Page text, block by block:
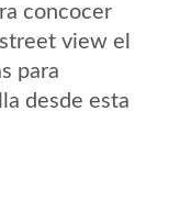
concocer
view el
para
desde esta